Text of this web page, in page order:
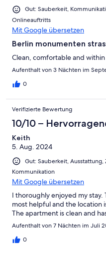
Gut: Sauberkeit,
Onlineauftritts
Mit Google übersetzen
Berlin monumenten
Clean, comfortable and
Aufenthalt von 3 Nächten im
0
Verifizierte Bewertung
10/10 –
Keith
5. Aug. 2024
Gut: Sauberkeit,
Kommunikation
Mit Google übersetzen
I thoroughly enjoyed my
most helpful and the location
The apartment is clean and
Aufenthalt von 7 Nächten im Juli
0